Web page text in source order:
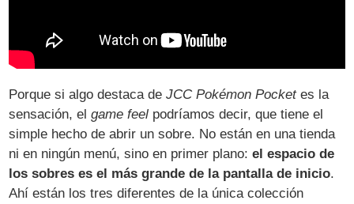
Porque si algo destaca deJCC Pokémon Pocketes la
sensación, elgame feel podríamos decir, que tiene el
simple hecho de abrir un sobre. No están en una tienda
ni en ningún menú, sino en primer plano:el espacio de
los sobres es el más grande de la pantalla de inicio.
Ahí están los tres diferentes de la única colección